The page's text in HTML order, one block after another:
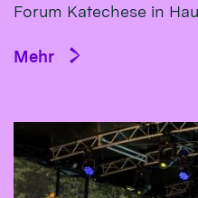
Forum Katechese in
Mehr